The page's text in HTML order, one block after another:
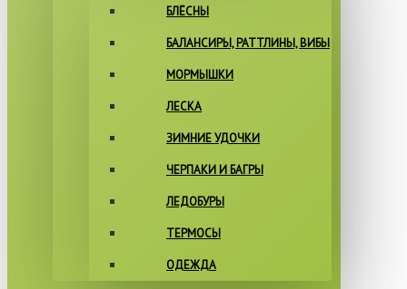
БЛЁСНЫ
БАЛАНСИРЫ, РАТТЛИНЫ, ВИБЫ
МОРМЫШКИ
ЛЕСКА
ЗИМНИЕ УДОЧКИ
ЧЕРПАКИ И БАГРЫ
ЛЕДОБУРЫ
ТЕРМОСЫ
ОДЕЖДА